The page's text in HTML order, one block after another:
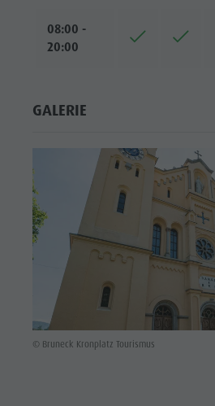
08:00 -
20:00
GALERIE
© Bruneck Kronplatz Tourismus